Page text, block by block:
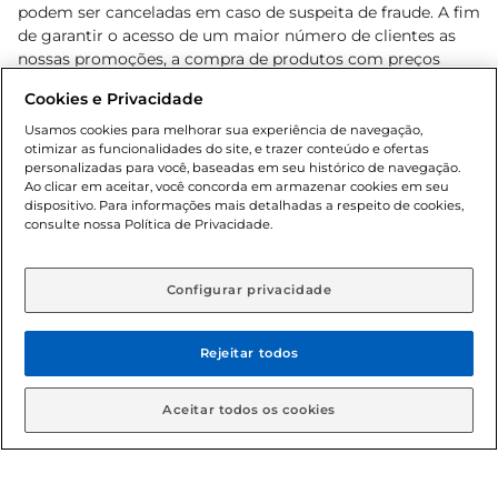
podem ser canceladas em caso de suspeita de fraude. A fim
de garantir o acesso de um maior número de clientes as
nossas promoções, a compra de produtos com preços
cliente. Os preços, ofertas e condições são exclusivos para
o e-commerce e válidos durante o dia de hoje, podendo
sofrer alterações sem prévia notificação. Proibida a venda
de bebidas alcoólicas para menores de 18 anos, conforme
Lei n.º 8069/90, art. 81, inciso II (Estatuto da Criança e do
Adolescente). Preços e condições exclusivos para o
aviso prévio. O valor mínimo para as compras on-line é de
© 2026 Copyright. Todos os direitos
reservados Gbarbosa.
Cookies e Privacidade
Usamos cookies para melhorar sua experiência de navegação,
otimizar as funcionalidades do site, e trazer conteúdo e ofertas
personalizadas para você, baseadas em seu histórico de navegação.
Ao clicar em aceitar, você concorda em armazenar cookies em seu
dispositivo. Para informações mais detalhadas a respeito de cookies,
consulte nossa Política de Privacidade.
Configurar privacidade
Rejeitar todos
Aceitar todos os cookies